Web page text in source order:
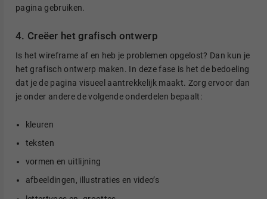
pagina gebruiken.
4. Creëer het grafisch ontwerp
Is het wireframe af en heb je problemen opgelost? Dan kun je
het grafisch ontwerp maken. In deze fase is het de bedoeling
dat je de pagina visueel aantrekkelijk maakt. Zorg ervoor dan
je onder andere de volgende onderdelen bepaalt:
kleuren
teksten
vormen en uitlijning
afbeeldingen, illustraties en video’s